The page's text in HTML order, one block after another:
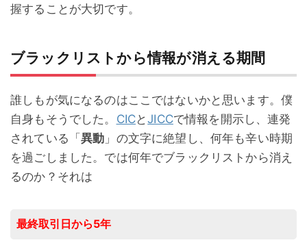
握することが大切です。
ブラックリストから情報が消える期間
誰しもが気になるのはここではないかと思います。僕
自身もそうでした。 CICとJICCで情報を開示し、連発
されている「異動 」の文字に絶望し、何年も辛い時期
を過ごしました。では何年でブラックリストから消え
るのか？それは
最終取引日から5年